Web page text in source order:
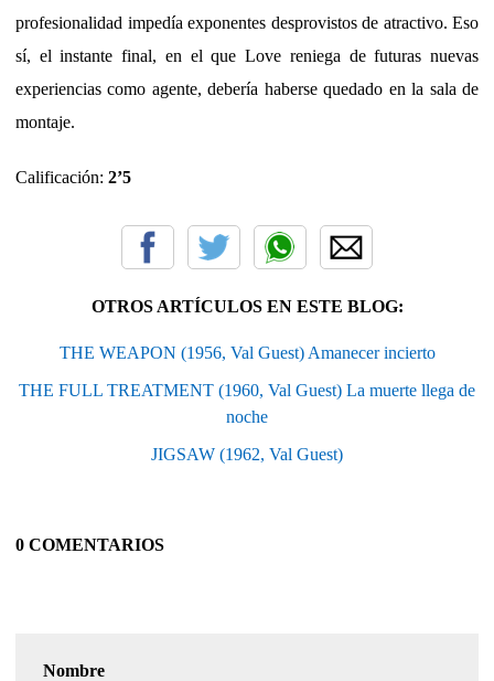
profesionalidad impedía exponentes desprovistos de atractivo. Eso
sí, el instante final, en el que Love reniega de futuras nuevas
experiencias como agente, debería haberse quedado en la sala de
montaje.
Calificación: 2’5
OTROS ARTÍCULOS EN ESTE BLOG:
THE WEAPON (1956, Val Guest) Amanecer incierto
THE FULL TREATMENT (1960, Val Guest) La muerte llega de
noche
JIGSAW (1962, Val Guest)
0 COMENTARIOS
Nombre